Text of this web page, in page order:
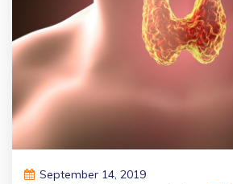
September 14, 2019